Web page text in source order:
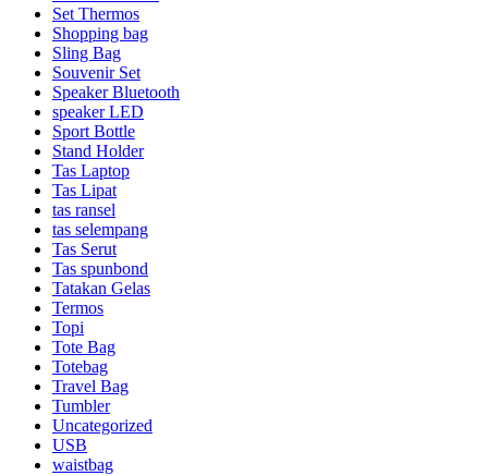
Set Thermos
Shopping bag
Sling Bag
Souvenir Set
Speaker Bluetooth
speaker LED
Sport Bottle
Stand Holder
Tas Laptop
Tas Lipat
tas ransel
tas selempang
Tas Serut
Tas spunbond
Tatakan Gelas
Termos
Topi
Tote Bag
Totebag
Travel Bag
Tumbler
Uncategorized
USB
waistbag